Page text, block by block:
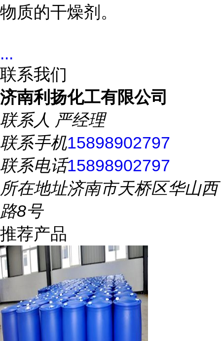
物质的干燥剂。
...
联系我们
济南利扬化工有限公司
联系人 严经理
联系手机15898902797
联系电话15898902797
所在地址济南市天桥区华山西
路8号
推荐产品